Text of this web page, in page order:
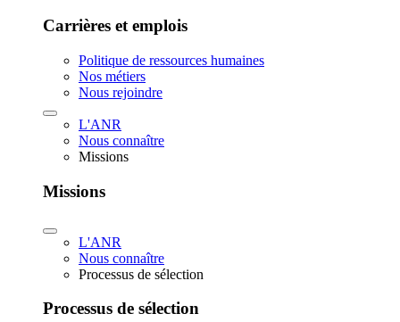
Carrières et emplois
Politique de ressources humaines
Nos métiers
Nous rejoindre
L'ANR
Nous connaître
Missions
Missions
L'ANR
Nous connaître
Processus de sélection
Processus de sélection